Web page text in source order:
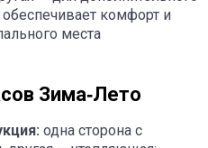
комфорт и
места
Зима‑Лето
одна сторона с